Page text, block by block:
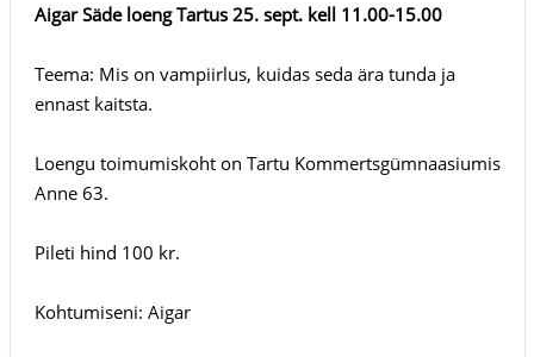
Aigar Säde loeng Tartus 25. sept. kell 11.00-15.00
Teema: Mis on vampiirlus, kuidas seda ära tunda ja
ennast kaitsta.
Loengu toimumiskoht on Tartu Kommertsgümnaasiumis
Anne 63.
Pileti hind 100 kr.
Kohtumiseni: Aigar